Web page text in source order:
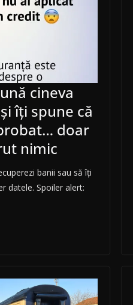
cineva
îți spune că
doar
nimic
banii sau să îți
datele. Spoiler alert: